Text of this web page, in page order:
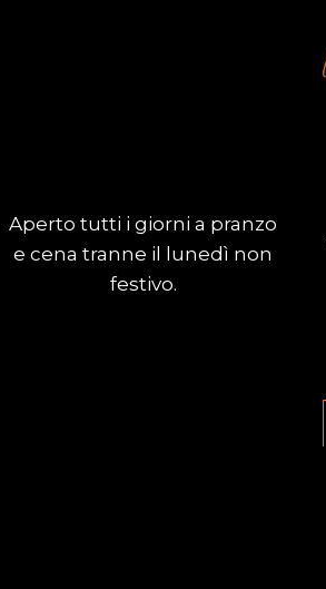
Aperto tutti i giorni a pranzo
e cena tranne il lunedì non
festivo.